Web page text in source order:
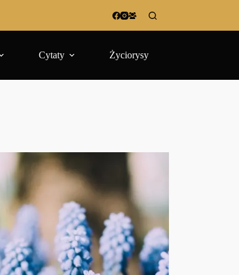
Cytaty Życiorysy